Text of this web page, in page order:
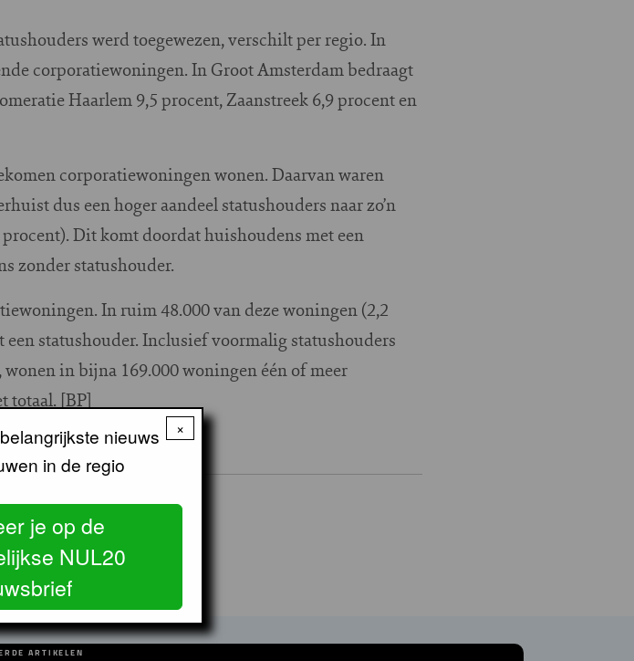
werd toegewezen, verschilt per regio. In
corporatiewoningen. In Groot Amsterdam bedraagt
Haarlem 9,5 procent, Zaanstreek 6,9 procent en
corporatiewoningen wonen. Daarvan waren
dus een hoger aandeel statushouders naar zo’n
Dit komt doordat huishoudens met een
zonder statushouder.
In ruim 48.000 van deze woningen (2,2
statushouder. Inclusief voormalig statushouders
in bijna 169.000 woningen één of meer
totaal. [BP]
ARTIKELEN
×
nieuws
in de regio
je op de
NUL20